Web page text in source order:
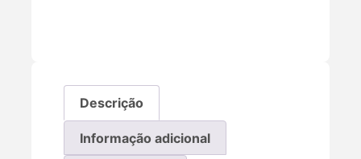
Descrição
Informação adicional